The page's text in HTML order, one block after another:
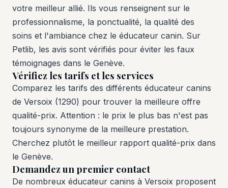
votre meilleur allié. Ils vous renseignent sur le
professionnalisme, la ponctualité, la qualité des
soins et l'ambiance chez le éducateur canin. Sur
Petlib, les avis sont vérifiés pour éviter les faux
témoignages dans le Genève.
Vérifiez les tarifs et les services
Comparez les tarifs des différents éducateur canins
de Versoix (1290) pour trouver la meilleure offre
qualité-prix. Attention : le prix le plus bas n'est pas
toujours synonyme de la meilleure prestation.
Cherchez plutôt le meilleur rapport qualité-prix dans
le Genève.
Demandez un premier contact
De nombreux éducateur canins à Versoix proposent